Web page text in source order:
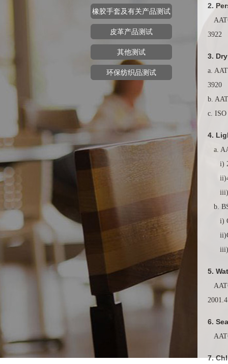
橡胶手套及有关产品测试
皮革产品测试
其他测试
环保纺织品测试
2.
3922
3.
a.
3920
b.
c. ISO
4.
a.
i) 20
ii)40
b.
i)
5.
6.
7.